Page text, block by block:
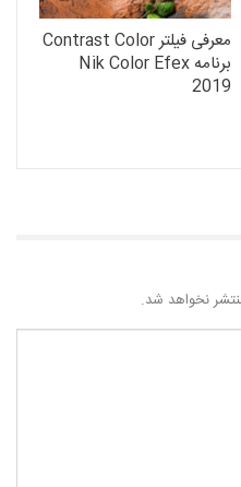
معرفی فیلتر Contrast Color
برنامه Nik Color Efex
2019
نخواهد شد.